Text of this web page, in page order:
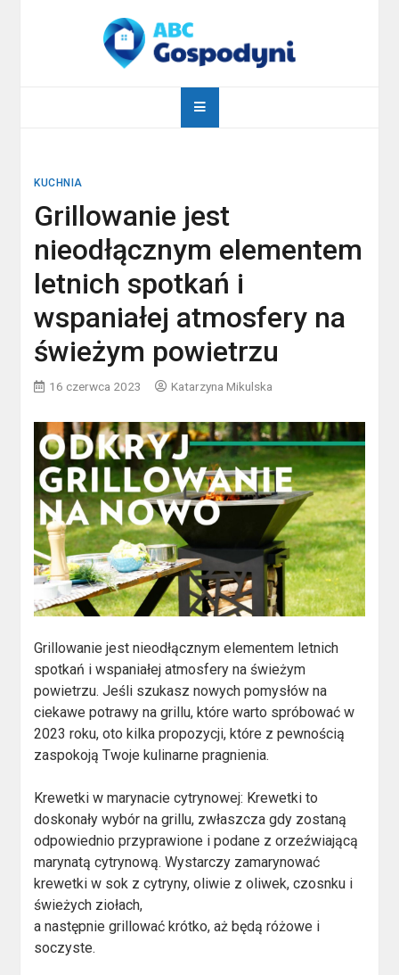
abcgospodyni.pl
KUCHNIA
Grillowanie jest
nieodłącznym elementem
letnich spotkań i
wspaniałej atmosfery na
świeżym powietrzu
16 czerwca 2023 Katarzyna Mikulska
Grillowanie jest nieodłącznym elementem letnich
spotkań i wspaniałej atmosfery na świeżym
powietrzu. Jeśli szukasz nowych pomysłów na
ciekawe potrawy na grillu, które warto spróbować w
2023 roku, oto kilka propozycji, które z pewnością
zaspokoją Twoje kulinarne pragnienia.
Krewetki w marynacie cytrynowej: Krewetki to
doskonały wybór na grillu, zwłaszcza gdy zostaną
odpowiednio przyprawione i podane z orzeźwiającą
marynatą cytrynową. Wystarczy zamarynować
krewetki w sok z cytryny, oliwie z oliwek, czosnku i
świeżych ziołach,
a następnie grillować krótko, aż będą różowe i
soczyste.